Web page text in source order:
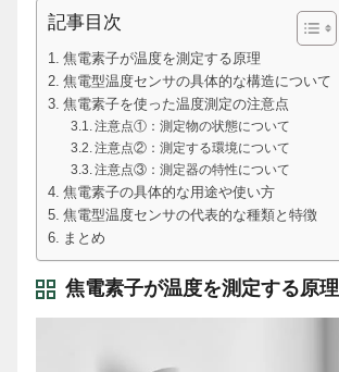
記事目次
焦電素子が温度を測定する原理
焦電型温度センサの具体的な構造について
焦電素子を使った温度測定の注意点
注意点①：測定物の状態について
注意点②：測定する環境について
注意点③：測定器の特性について
焦電素子の具体的な用途や使い方
焦電型温度センサの代表的な種類と特徴
まとめ
焦電素子が温度を測定する原理